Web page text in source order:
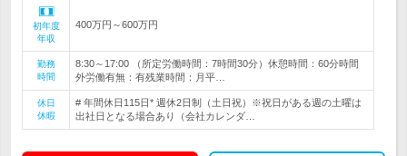
初年度
年収
400万円～600万円
勤務
時間
8:30～17:00 （所定労働時間：7時間30分）休憩時間：60分時間
外労働有無：有残業時間：月平…
休日
休暇
# 年間休日115日* 週休2日制（土日祝）※祝日がある週の土曜は
出社日となる場合あり（会社カレンダ…